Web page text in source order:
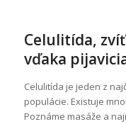
Celulitída,
vďaka
Celulitída je jeden z
populácie. Existuje
Poznáme masáže a